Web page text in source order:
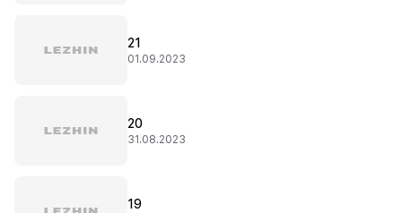
21
01.09.2023
20
31.08.2023
19